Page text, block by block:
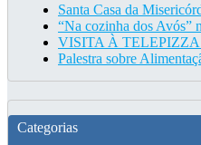
Santa Casa da
“Na cozinha dos Avós”
VISITA À
Palestra sobre
Categorias